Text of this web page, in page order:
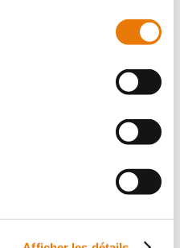
la commune de
propose à la location un